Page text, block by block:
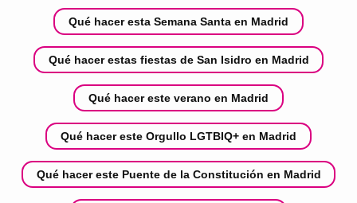
Qué hacer esta Semana Santa en Madrid
Qué hacer estas fiestas de San Isidro en Madrid
Qué hacer este verano en Madrid
Qué hacer este Orgullo LGTBIQ+ en Madrid
Qué hacer este Puente de la Constitución en Madrid